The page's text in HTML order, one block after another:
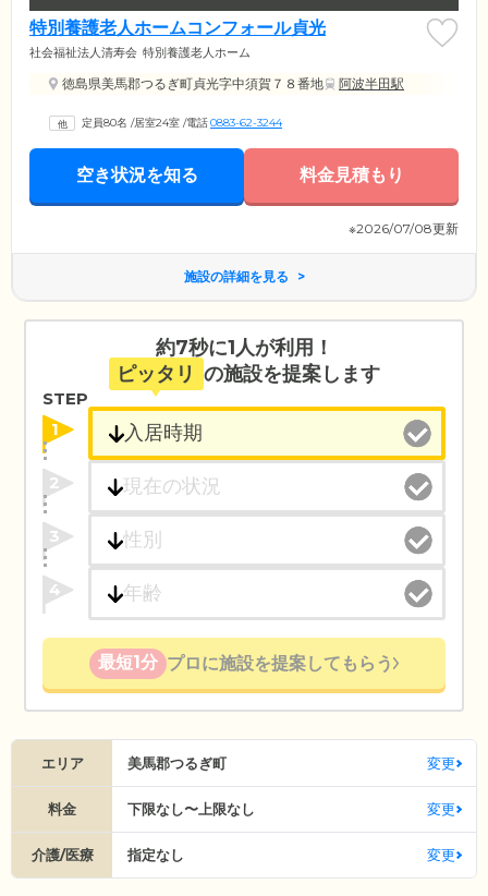
特別養護老人ホームコンフォール貞光
社会福祉法人清寿会 特別養護老人ホーム
徳島県美馬郡つるぎ町貞光字中須賀７８番地 阿波半田駅
定員80名 /居室24室 /電話0883-62-3244
空き状況を知る 料金見積もり
※2026/07/08更新
施設の詳細を見る
約7秒に1人が利用！
ピッタリ の施設を提案します
STEP
1
2
3
4
最短1分 プロに施設を提案してもらう
エリア 美馬郡つるぎ町 変更
料金 下限なし〜上限なし 変更
介護/医療 指定なし 変更